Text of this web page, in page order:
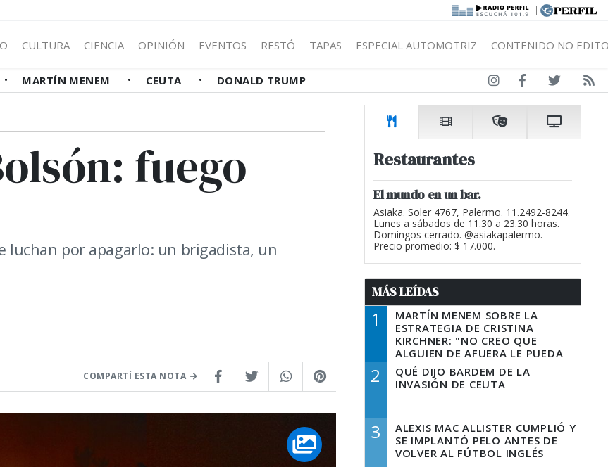
|
CULTURA CIENCIA OPINIÓN EVENTOS RESTÓ TAPAS ESPECIAL AUTOMOTRIZ CONTENIDO NO
MARTÍN MENEM CEUTA DONALD TRUMP
fuego
luchan por apagarlo: un brigadista, un
COMPARTÍ ESTA NOTA
Restaurantes
El mundo en un bar.
Asiaka. Soler 4767, Palermo. 11.2492-8244.
Lunes a sábados de 11.30 a 23.30 horas.
Domingos cerrado. @asiakapalermo.
Precio promedio: $ 17.000.
MÁS LEÍDAS
1
MARTÍN MENEM SOBRE LA
ESTRATEGIA DE CRISTINA
KIRCHNER: "NO CREO QUE
ALGUIEN DE AFUERA LE PUEDA
DECIR A LA JUSTICIA LO QUE
TIENE QUE HACER"
2
QUÉ DIJO BARDEM DE LA
INVASIÓN DE CEUTA
3
ALEXIS MAC ALLISTER CUMPLIÓ Y
SE IMPLANTÓ PELO ANTES DE
VOLVER AL FÚTBOL INGLÉS